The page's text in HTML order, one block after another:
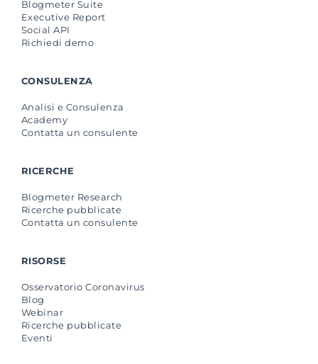
Blogmeter Suite
Executive Report
Social API
Richiedi demo
CONSULENZA
Analisi e Consulenza
Academy
Contatta un consulente
RICERCHE
Blogmeter Research
Ricerche pubblicate
Contatta un consulente
RISORSE
Osservatorio Coronavirus
Blog
Webinar
Ricerche pubblicate
Eventi